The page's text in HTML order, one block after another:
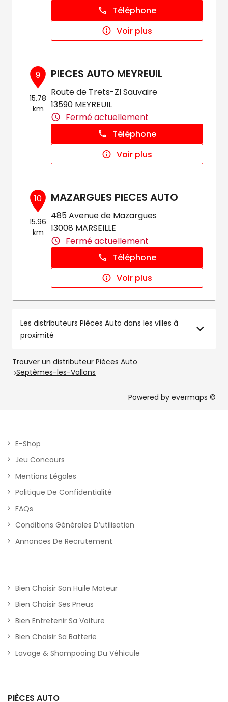
Téléphone
Voir plus
9
15.78
km
PIECES AUTO MEYREUIL
Route de Trets-ZI Sauvaire
13590 MEYREUIL
Fermé actuellement
Téléphone
Voir plus
10
15.96
km
MAZARGUES PIECES AUTO
485 Avenue de Mazargues
13008 MARSEILLE
Fermé actuellement
Téléphone
Voir plus
Les distributeurs Pièces Auto dans les villes à
proximité
Trouver un distributeur Pièces Auto
Septèmes-les-Vallons
Powered by evermaps ©
E-Shop
Jeu Concours
Mentions Légales
Politique De Confidentialité
FAQs
Conditions Générales D’utilisation
Annonces De Recrutement
Bien Choisir Son Huile Moteur
Bien Choisir Ses Pneus
Bien Entretenir Sa Voiture
Bien Choisir Sa Batterie
Lavage & Shampooing Du Véhicule
PIÈCES AUTO